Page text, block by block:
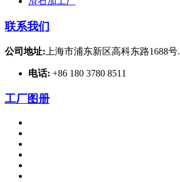
联系我们
公司地址: 上海市浦东新区高科东路1688号.
电话: +86 180 3780 8511
工厂图册